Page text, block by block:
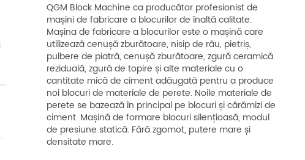
QGM Block Machine ca producător profesionist de
mașini de fabricare a blocurilor de înaltă calitate.
Mașina de fabricare a blocurilor este o mașină care
utilizează cenușă zburătoare, nisip de râu, pietriș,
pulbere de piatră, cenușă zburătoare, zgură ceramică
reziduală, zgură de topire și alte materiale cu o
cantitate mică de ciment adăugată pentru a produce
noi blocuri de materiale de perete. Noile materiale de
perete se bazează în principal pe blocuri și cărămizi de
ciment. Mașină de formare blocuri silențioasă, modul
de presiune statică. Fără zgomot, putere mare și
densitate mare.